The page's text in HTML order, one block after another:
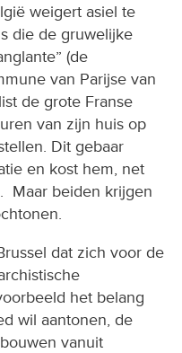
weigert asiel te
die de gruwelijke
(de
van Parijse van
de grote Franse
van zijn huis op
Dit gebaar
en kost hem, net
Maar beiden krijgen
dat zich voor de
het belang
wil aantonen, de
vanuit